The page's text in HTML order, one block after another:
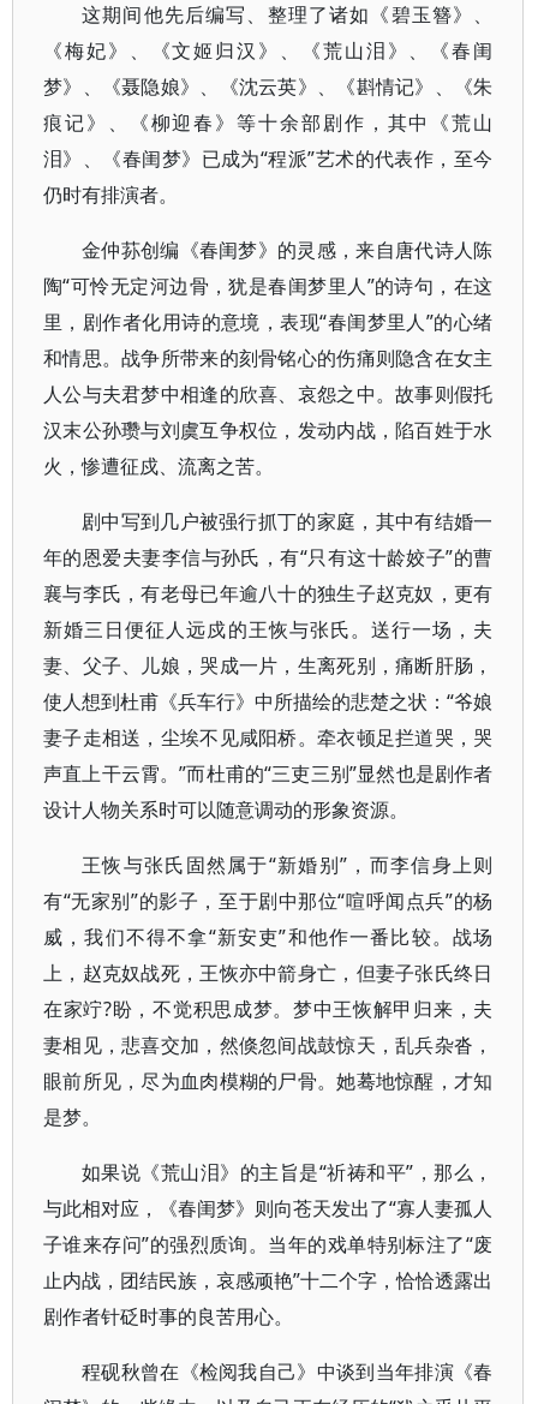
这期间他先后编写、整理了诸如《碧玉簪》、
《梅妃》、《文姬归汉》、《荒山泪》、《春闺
梦》、《聂隐娘》、《沈云英》、《斟情记》、《朱
痕记》、《柳迎春》等十余部剧作，其中《荒山
泪》、《春闺梦》已成为“程派”艺术的代表作，至今
仍时有排演者。
金仲荪创编《春闺梦》的灵感，来自唐代诗人陈
陶“可怜无定河边骨，犹是春闺梦里人”的诗句，在这
里，剧作者化用诗的意境，表现“春闺梦里人”的心绪
和情思。战争所带来的刻骨铭心的伤痛则隐含在女主
人公与夫君梦中相逢的欣喜、哀怨之中。故事则假托
汉末公孙瓒与刘虞互争权位，发动内战，陷百姓于水
火，惨遭征戍、流离之苦。
剧中写到几户被强行抓丁的家庭，其中有结婚一
年的恩爱夫妻李信与孙氏，有“只有这十龄姣子”的曹
襄与李氏，有老母已年逾八十的独生子赵克奴，更有
新婚三日便征人远戍的王恢与张氏。送行一场，夫
妻、父子、儿娘，哭成一片，生离死别，痛断肝肠，
使人想到杜甫《兵车行》中所描绘的悲楚之状：“爷娘
妻子走相送，尘埃不见咸阳桥。牵衣顿足拦道哭，哭
声直上干云霄。”而杜甫的“三吏三别”显然也是剧作者
设计人物关系时可以随意调动的形象资源。
王恢与张氏固然属于“新婚别”，而李信身上则
有“无家别”的影子，至于剧中那位“喧呼闻点兵”的杨
威，我们不得不拿“新安吏”和他作一番比较。战场
上，赵克奴战死，王恢亦中箭身亡，但妻子张氏终日
在家竚?盼，不觉积思成梦。梦中王恢解甲归来，夫
妻相见，悲喜交加，然倏忽间战鼓惊天，乱兵杂沓，
眼前所见，尽为血肉模糊的尸骨。她蓦地惊醒，才知
是梦。
如果说《荒山泪》的主旨是“祈祷和平”，那么，
与此相对应，《春闺梦》则向苍天发出了“寡人妻孤人
子谁来存问”的强烈质询。当年的戏单特别标注了“废
止内战，团结民族，哀感顽艳”十二个字，恰恰透露出
剧作者针砭时事的良苦用心。
程砚秋曾在《检阅我自己》中谈到当年排演《春